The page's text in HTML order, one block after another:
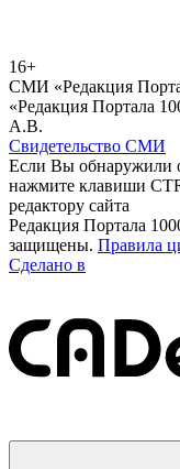
16+
СМИ «Редакция
«Редакция Портала
А.В.
Свидетельство СМИ
Если Вы обнаружили
нажмите клавиши
редактору сайта
Редакция Портала
защищены. Правила
Сделано в